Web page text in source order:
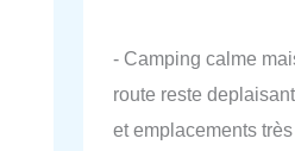
- Camping calme
route reste
et emplacements